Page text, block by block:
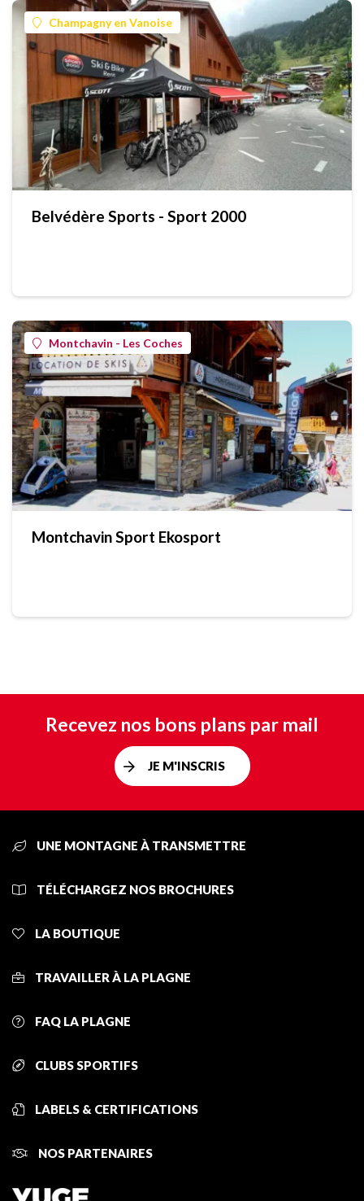
Champagny en Vanoise
Belvédère Sports - Sport 2000
Montchavin - Les Coches
Montchavin Sport Ekosport
Recevez nos bons plans par mail
JE M'INSCRIS
UNE MONTAGNE À TRANSMETTRE
TÉLÉCHARGEZ NOS BROCHURES
LA BOUTIQUE
TRAVAILLER À LA PLAGNE
FAQ LA PLAGNE
CLUBS SPORTIFS
LABELS & CERTIFICATIONS
NOS PARTENAIRES